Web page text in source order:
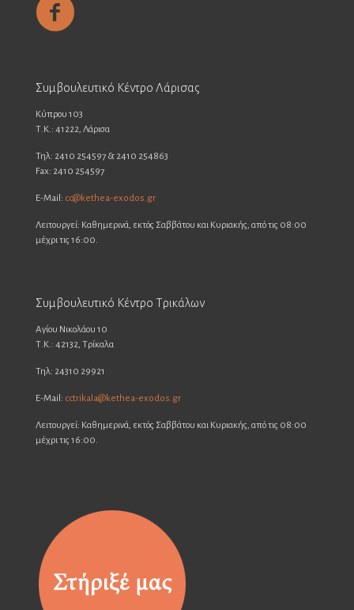
Συμβουλευτικό Κέντρο Λάρισας
Κύπρου 103
Τ.Κ.: 41222, Λάρισα
Τηλ: 2410 254597 & 2410 254863
Fax: 2410 254597
E-Mail: cc@kethea-exodos.gr
Λειτουργεί: Καθημερινά, εκτός Σαββάτου και Κυριακής, από τις 08:00
μέχρι τις 16:00.
Συμβουλευτικό Κέντρο Τρικάλων
Αγίου Νικολάου 10
Τ.Κ.: 42132, Τρίκαλα
Τηλ: 24310 29921
E-Mail: cctrikala@kethea-exodos.gr
Λειτουργεί: Καθημερινά, εκτός Σαββάτου και Κυριακής, από τις 08:00
μέχρι τις 16:00.